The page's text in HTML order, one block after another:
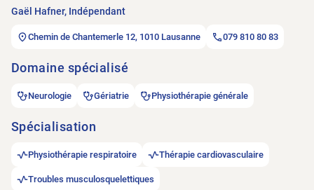
Gaël Hafner, Indépendant
Chemin de Chantemerle 12, 1010 Lausanne 079 810 80 83
Domaine spécialisé
Neurologie Gériatrie Physiothérapie générale
Spécialisation
Physiothérapie respiratoire Thérapie cardiovasculaire
Troubles musculosquelettiques